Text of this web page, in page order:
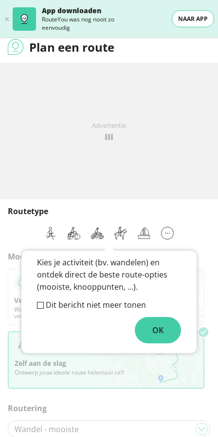
App downloaden
RouteYou was nog nooit zo
eenvoudig
NAAR APP
Plan een route
Advertentie
Routetype
Modus
Verras me
We stellen de best route voor op basis van jouw
voorkeuren, die je daarna volledig kan aanpassen.
Zelf aan de slag
Ontwerp jouw ideale route helemaal zelf.
Routering
Kies je activiteit (bv. wandelen) en
ontdek direct de beste route-opties
(mooiste, knooppunten, ...).
Dit bericht niet meer tonen
OK